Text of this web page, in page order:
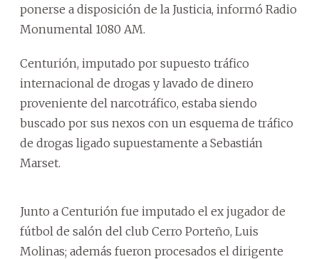
ponerse a disposición de la Justicia, informó Radio
Monumental 1080 AM.
Centurión, imputado por supuesto tráfico
internacional de drogas y lavado de dinero
proveniente del narcotráfico, estaba siendo
buscado por sus nexos con un esquema de tráfico
de drogas ligado supuestamente a Sebastián
Marset.
Junto a Centurión fue imputado el ex jugador de
fútbol de salón del club Cerro Porteño, Luis
Molinas; además fueron procesados el dirigente